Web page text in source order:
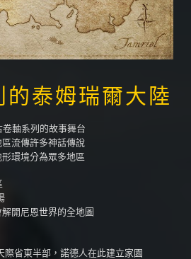
的泰姆瑞爾大陸
軸系列的故事舞台
流傳許多神話傳說
環境分為眾多地區
開尼恩世界的全地圖
際省東半部，諾德人在此建立家園